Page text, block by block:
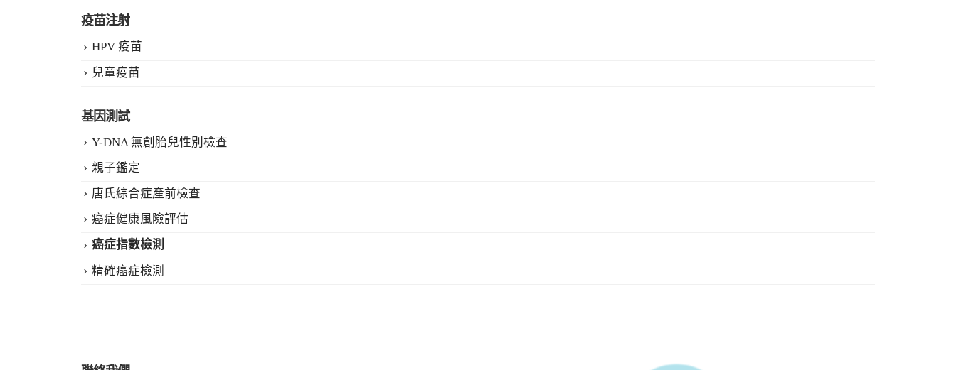
疫苗注射
HPV 疫苗
兒童疫苗
基因測試
Y-DNA 無創胎兒性別檢查
親子鑑定
唐氏綜合症產前檢查
癌症健康風險評估
癌症指數檢測
精確癌症檢測